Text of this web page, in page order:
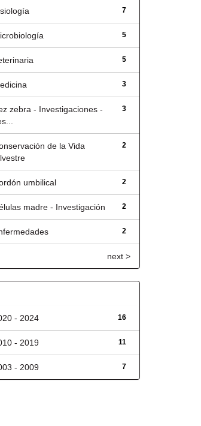
7
5
5
3
3
zebra - Investigaciones -
2
de la Vida
2
umbilical
2
madre - Investigación
2
next >
16
- 2024
11
- 2019
7
- 2009